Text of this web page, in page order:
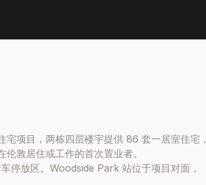
项目，两栋四层楼宇提供 86 套一居室住宅，
敦居住或工作的首次置业者。
停放区。Woodside Park 站位于项目对面，